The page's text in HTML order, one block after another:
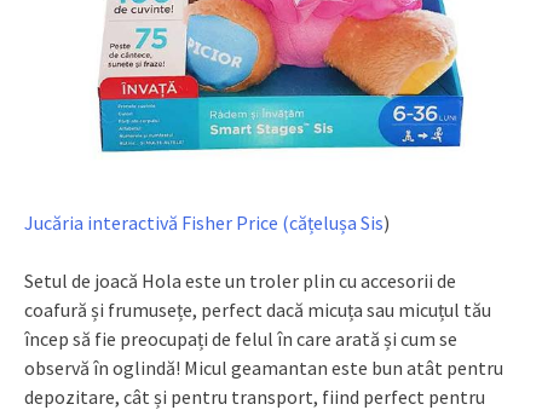
Jucăria interactivă Fisher Price (cățelușa Sis)
Setul de joacă Hola este un troler plin cu accesorii de
coafură și frumusețe, perfect dacă micuța sau micuțul tău
încep să fie preocupați de felul în care arată și cum se
observă în oglindă! Micul geamantan este bun atât pentru
depozitare, cât și pentru transport, fiind perfect pentru